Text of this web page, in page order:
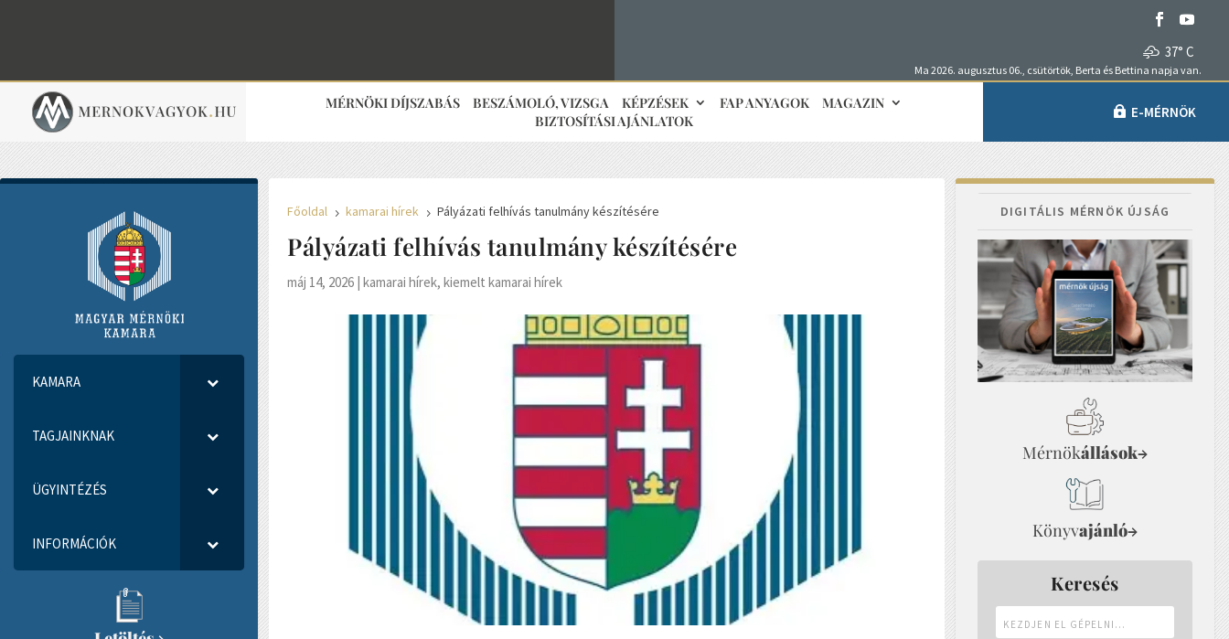
37° C
Ma 2026. augusztus 06., csütörtök, Berta és Bettina napja van.
MÉRNÖKI DÍJSZABÁS BESZÁMOLÓ, VIZSGA KÉPZÉSEK FAP ANYAGOK
MAGAZIN
BIZTOSÍTÁSI AJÁNLATOK
E-MÉRNÖK
KAMARA
TAGJAINKNAK
ÜGYINTÉZÉS
INFORMÁCIÓK
Főoldal 5 kamarai hírek 5 Pályázati felhívás tanulmány készítésére
Pályázati felhívás tanulmány készítésére
máj 14, 2026 |kamarai hírek,kiemelt kamarai hírek
DIGITÁLIS MÉRNÖK ÚJSÁG
Mérnökállások→
Könyvajánló→
Keresés